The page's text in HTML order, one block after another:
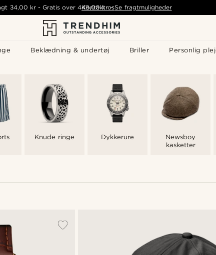
Beklædning & undertøj Briller Personlig
34,00 kr- Gratis over 449,00 kr - Se fragtmuligheder
Kontakt os
Knude ringe Dykkerure
Newsboy
kasketter